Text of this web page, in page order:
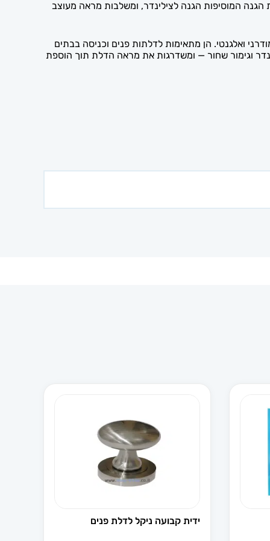
הגנה המוסיפות הגנה לצילינדר, ומשלבות מראה מעוצב
ואלגנטי. הן מתאימות לדלתות פנים וכניסה בבתים
וגימור שחור — ומשדרגות את מראה הדלת תוך הוספת
ידית קבועה ניקל לדלת פנים